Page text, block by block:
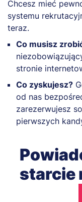
Chcesz mieć
systemu
teraz.
Co musisz
stronie
Co zyskujesz?
od nas
zarezerwujesz
pierwszych
starcie